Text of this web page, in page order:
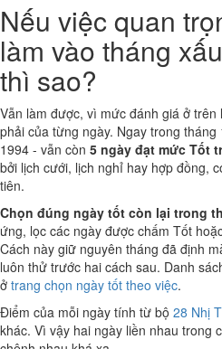
Nếu việc quan
làm vào tháng
thì sao?
Vẫn làm được, vì mức đánh giá ở trên
phải của từng ngày. Ngay trong
1994 - vẫn còn 5 ngày đạt mức Tốt
bởi lịch cưới, lịch nghỉ hay hợp đồng,
tiên.
Chọn đúng ngày tốt còn lại trong
ứng, lọc các ngày được chấm Tốt
Cách này giữ nguyên tháng đã định
luôn thử trước hai cách sau. Danh
ở trang chọn ngày tốt theo việc.
Điểm của mỗi ngày tính từ bộ 28 Nhị
khác. Vì vậy hai ngày liền nhau trong